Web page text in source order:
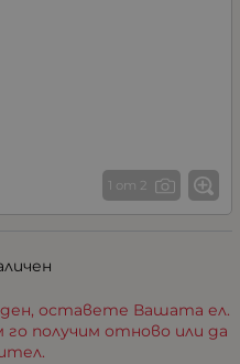
1 от 2
оставете Вашата ел.
получим отново или да